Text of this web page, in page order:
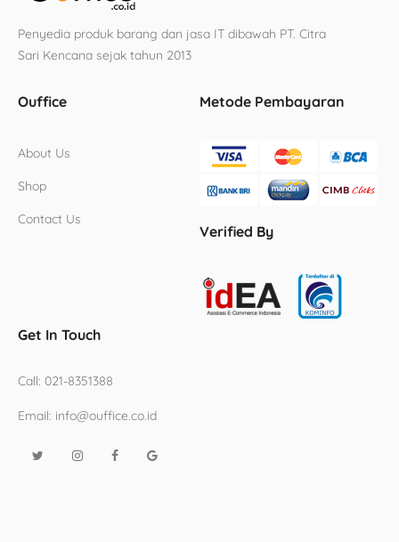
Penyedia produk barang dan jasa IT dibawah PT. Citra
Sari Kencana sejak tahun 2013
Ouffice
About Us
Shop
Contact Us
Metode Pembayaran
Verified By
Get In Touch
Call: 021-8351388
Email: info@ouffice.co.id